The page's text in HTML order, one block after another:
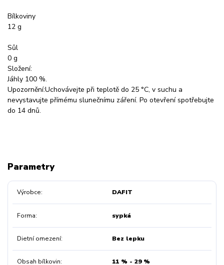
Bílkoviny
12 g
Sůl
0 g
Složení:
Jáhly 100 %.
Upozornění:Uchovávejte při teplotě do 25 °C, v suchu a
nevystavujte přímému slunečnímu záření. Po otevření spotřebujte
do 14 dnů.
Parametry
Výrobce DAFIT
Forma sypká
Dietní omezení Bez lepku
Obsah bílkovin 11 % - 29 %